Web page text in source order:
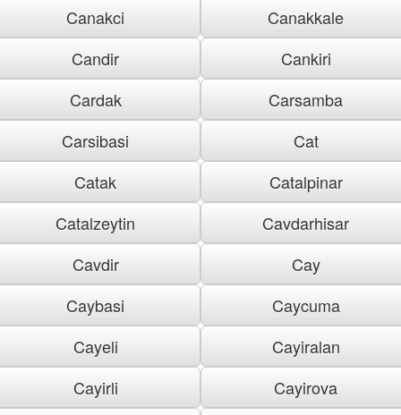
Canakci
Canakkale
Candir
Cankiri
Cardak
Carsamba
Carsibasi
Cat
Catak
Catalpinar
Catalzeytin
Cavdarhisar
Cavdir
Cay
Caybasi
Caycuma
Cayeli
Cayiralan
Cayirli
Cayirova